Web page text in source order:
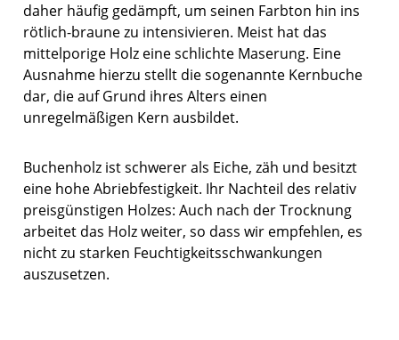
daher häufig gedämpft, um seinen Farbton hin ins
rötlich-braune zu intensivieren. Meist hat das
mittelporige Holz eine schlichte Maserung. Eine
Ausnahme hierzu stellt die sogenannte Kernbuche
dar, die auf Grund ihres Alters einen
unregelmäßigen Kern ausbildet.
Buchenholz ist schwerer als Eiche, zäh und besitzt
eine hohe Abriebfestigkeit. Ihr Nachteil des relativ
preisgünstigen Holzes: Auch nach der Trocknung
arbeitet das Holz weiter, so dass wir empfehlen, es
nicht zu starken Feuchtigkeitsschwankungen
auszusetzen.